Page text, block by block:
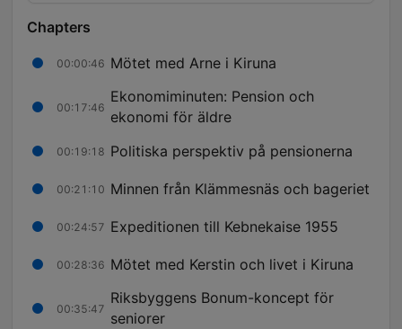
Chapters
00:00:46 Mötet med Arne i Kiruna
00:17:46
Ekonomiminuten: Pension och
ekonomi för äldre
00:19:18 Politiska perspektiv på pensionerna
00:21:10 Minnen från Klämmesnäs och bageriet
00:24:57 Expeditionen till Kebnekaise 1955
00:28:36 Mötet med Kerstin och livet i Kiruna
00:35:47
Riksbyggens Bonum-koncept för
seniorer